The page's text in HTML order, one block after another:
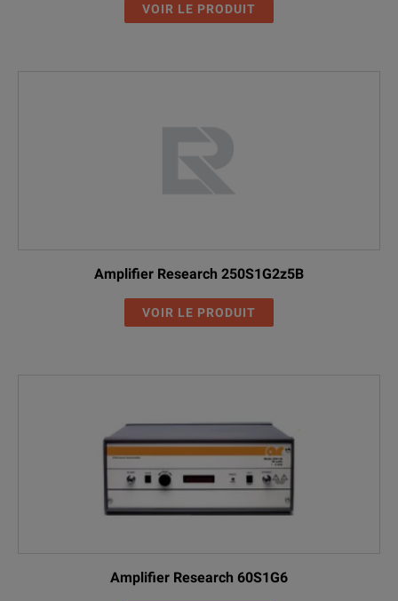
VOIR LE PRODUIT
Amplifier Research 250S1G2z5B
VOIR LE PRODUIT
Amplifier Research 60S1G6